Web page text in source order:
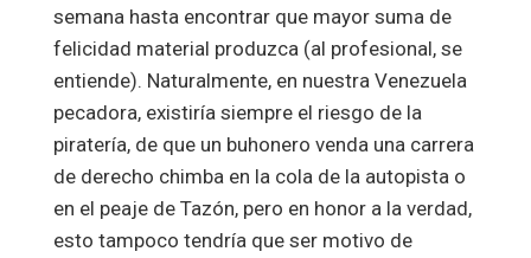
semana hasta encontrar que mayor suma de
felicidad material produzca (al profesional, se
entiende). Naturalmente, en nuestra Venezuela
pecadora, existiría siempre el riesgo de la
piratería, de que un buhonero venda una carrera
de derecho chimba en la cola de la autopista o
en el peaje de Tazón, pero en honor a la verdad,
esto tampoco tendría que ser motivo de